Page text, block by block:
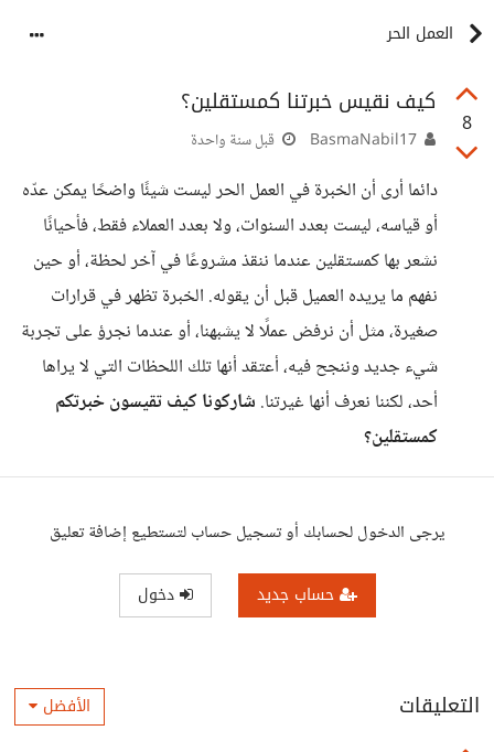
العمل الحر
8
كيف نقيس خبرتنا كمستقلين؟
قبل سنة واحدة
دائما أرى أن الخبرة في العمل الحر ليست شيئًا واضحًا يمكن عدّه
أو قياسه، ليست بعدد السنوات، ولا بعدد العملاء فقط، فأحيانًا
نشعر بها كمستقلين عندما ننقذ مشروعًا في آخر لحظة، أو حين
نفهم ما يريده العميل قبل أن يقوله. الخبرة تظهر في قرارات
صغيرة، مثل أن نرفض عملًا لا يشبهنا، أو عندما نجرؤ على تجربة
شيء جديد وننجح فيه، أعتقد أنها تلك اللحظات التي لا يراها
أحد، لكننا نعرف أنها غيرتنا. شاركونا كيف تقيسون خبرتكم
كمستقلين؟
يرجى الدخول لحسابك أو تسجيل حساب لتستطيع إضافة تعليق
حساب جديد دخول
التعليقات الأفضل